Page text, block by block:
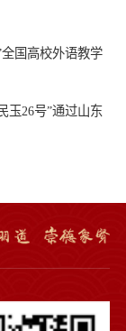
国高校外语教学
玉26号”通过山东